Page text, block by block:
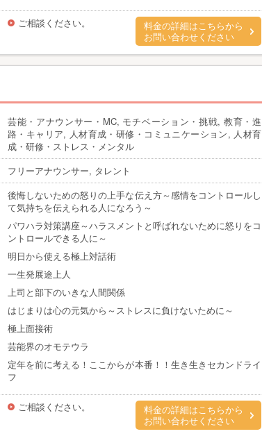
ご相談ください。
料金の詳細はこちらから
お問い合わせください
芸能・アナウンサー・MC, モチベーション・挑戦, 教育・進
路・キャリア, 人材育成・研修・コミュニケーション, 人材育
成・研修・ストレス・メンタル
フリーアナウンサー, タレント
後悔しないための怒りの上手な伝え方～感情をコントロールし
て気持ちを伝えられる人になろう～
パワハラ対策講座～ハラスメントと呼ばれないために怒りをコ
ントロールできる人に～
明日から使える極上対話術
一生発展途上人
上司と部下のいきな人間関係
はじまりは心の元気から～ストレスに負けないために～
極上面接術
芸能界のオモテウラ
定年を前に考える！ここからが本番！！生き生きセカンドライ
フ
ご相談ください。
料金の詳細はこちらから
お問い合わせください